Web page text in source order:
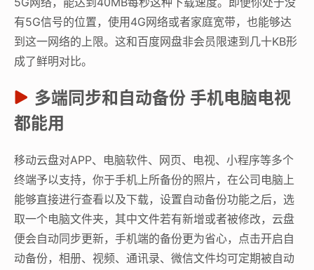
有5G信号的位置，使用4G网络或者家庭宽带，也能够达
到这一网络的上限。这和百度网盘非会员限速到几十KB形
成了鲜明对比。
多端同步和自动备份 手机电脑电视
都能用
移动云盘对APP、电脑软件、网页、电视、小程序等多个
终端予以支持，你于手机上所备份的照片，在公司电脑上
能够直接进行查看以及下载，设置自动备份功能之后，选
取一个电脑文件夹，其中文件若有新增或者被修改，云盘
便会自动同步更新，手机端的备份更为省心，点击开启自
动备份，相册、视频、通讯录、微信文件均可定期被自动